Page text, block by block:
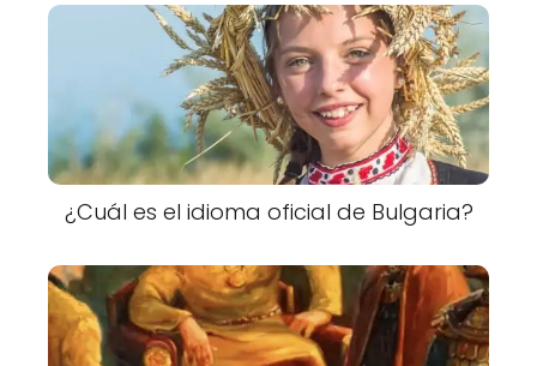
¿Cuál es el idioma oficial de Bulgaria?